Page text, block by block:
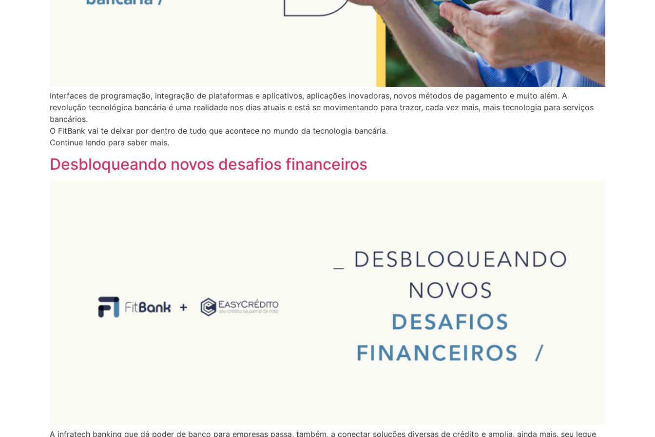
Interfaces de programação, integração de plataformas e aplicativos, aplicações inovadoras, novos métodos de pagamento e muito além. A
revolução tecnológica bancária é uma realidade nos dias atuais e está se movimentando para trazer, cada vez mais, mais tecnologia para serviços
bancários.
O FitBank vai te deixar por dentro de tudo que acontece no mundo da tecnologia bancária.
Continue lendo para saber mais.
Desbloqueando novos desafios financeiros
A infratech banking que dá poder de banco para empresas passa, também, a conectar soluções diversas de crédito e amplia, ainda mais, seu leque